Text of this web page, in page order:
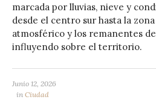
marcada por lluvias, nieve y
desde el centro sur hasta la
atmosférico y los remanentes
influyendo sobre el territorio.
Junio 12, 2026
in Ciudad